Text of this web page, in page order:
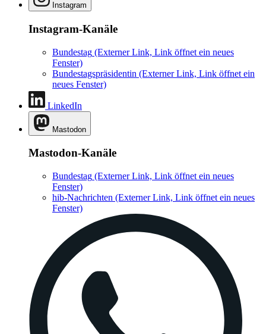
Instagram
Instagram-Kanäle
Bundestag (Externer Link, Link öffnet ein neues
Fenster)
Bundestagspräsidentin (Externer Link, Link öffnet ein
neues Fenster)
LinkedIn
Mastodon
Mastodon-Kanäle
Bundestag (Externer Link, Link öffnet ein neues
Fenster)
hib-Nachrichten (Externer Link, Link öffnet ein neues
Fenster)